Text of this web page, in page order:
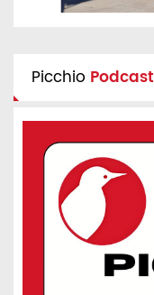
Picchio Podcast